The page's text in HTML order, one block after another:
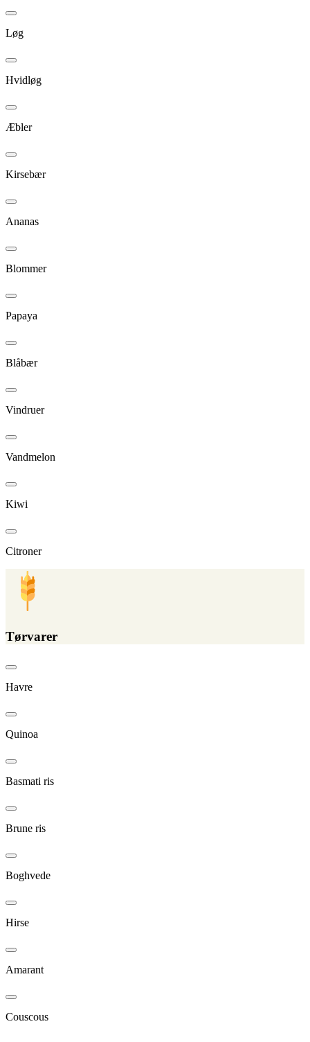
Løg
Hvidløg
Æbler
Kirsebær
Ananas
Blommer
Papaya
Blåbær
Vindruer
Vandmelon
Kiwi
Citroner
Tørvarer
Havre
Quinoa
Basmati ris
Brune ris
Boghvede
Hirse
Amarant
Couscous